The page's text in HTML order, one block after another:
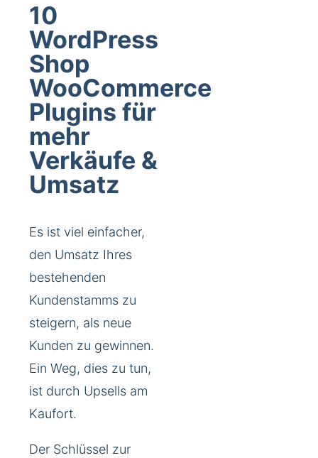
10
WordPress
Shop
WooCommerce
Plugins für
mehr
Verkäufe &
Umsatz
Es ist viel einfacher,
den Umsatz Ihres
bestehenden
Kundenstamms zu
steigern, als neue
Kunden zu gewinnen.
Ein Weg, dies zu tun,
ist durch Upsells am
Kaufort.
Der Schlüssel zur